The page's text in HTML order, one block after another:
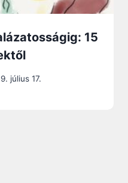
15
július 17.